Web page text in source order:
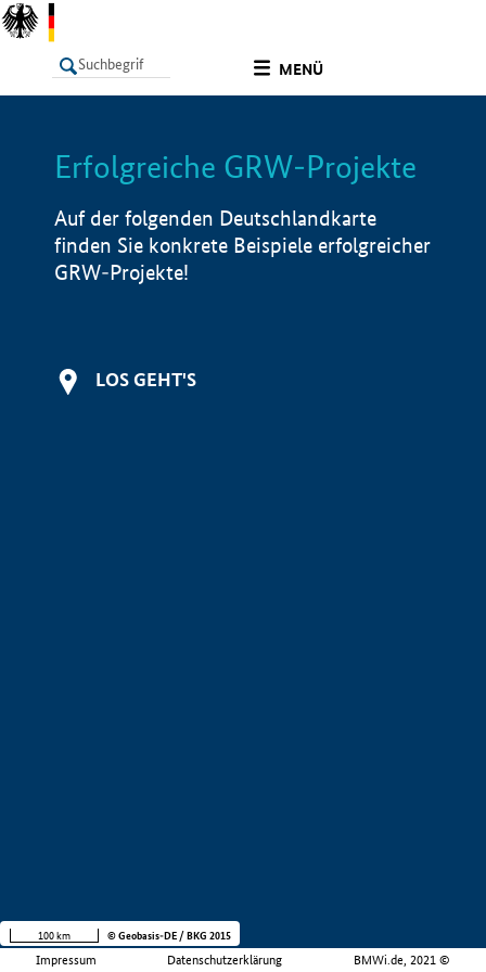
MENÜ
LISTE Info
Erfolgreiche GRW-Projekte
Auf der folgenden Deutschlandkarte
finden Sie konkrete Beispiele erfolgreicher
GRW-Projekte!
LOS GEHT'S
Impressum Datenschutzerklärung BMWi.de, 2021 ©
100 km © Geobasis-DE / BKG 2015